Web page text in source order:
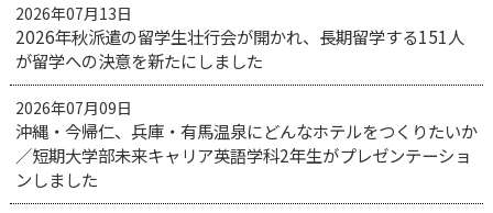
2026年07月13日
2026年秋派遣の留学生壮行会が開かれ、長期留学する151人
が留学への決意を新たにしました
2026年07月09日
沖縄・今帰仁、兵庫・有馬温泉にどんなホテルをつくりたいか
／短期大学部未来キャリア英語学科2年生がプレゼンテーショ
ンしました